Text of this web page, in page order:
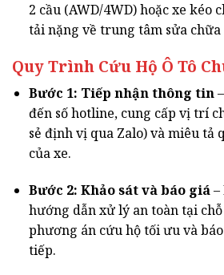
2 cầu (AWD/4WD) hoặc xe kéo
tải nặng về trung tâm sửa chữa
Quy Trình Cứu Hộ Ô Tô
Bước 1: Tiếp nhận thông tin
đến số hotline, cung cấp vị trí
sẻ định vị qua Zalo) và miêu tả
của xe.
Bước 2: Khảo sát và báo giá–
hướng dẫn xử lý an toàn tại
phương án cứu hộ tối ưu và
tiếp.